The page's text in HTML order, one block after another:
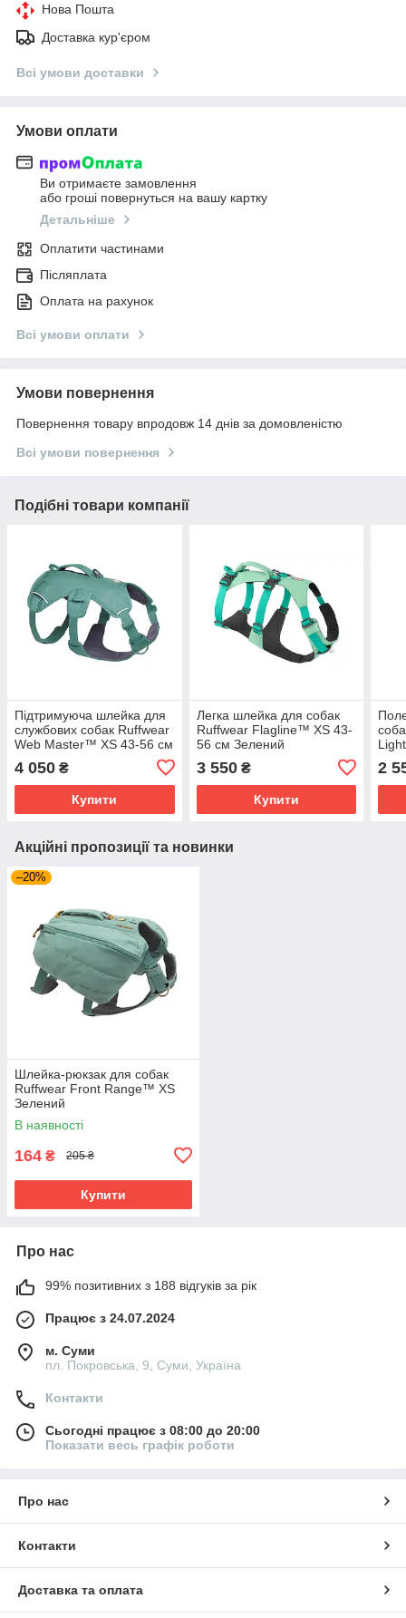
Нова Пошта
Доставка кур'єром
Всі умови доставки
Умови оплати
Ви отримаєте замовлення
або гроші повернуться на вашу картку
Детальніше
Оплатити частинами
Післяплата
Оплата на рахунок
Всі умови оплати
Умови повернення
Повернення товару впродовж 14 днів за домовленістю
Всі умови повернення
Подібні товари компанії
Підтримуюча шлейка для
службових собак Ruffwear
Web Master™ XS 43-56 см
4 050 ₴
Купити
Легка шлейка для собак
Ruffwear Flagline™ XS 43-
56 см Зелений
3 550₴
Купити
2
Акційні пропозиції та новинки
–20%
Шлейка-рюкзак для собак
Ruffwear Front Range™ XS
Зелений
В наявності
164 ₴ 205 ₴
Купити
Про нас
99% позитивних з 188 відгуків за рік
Працює з 24.07.2024
м. Суми
пл. Покровська, 9, Суми, Україна
Контакти
Сьогодні працює з 08:00 до 20:00
Показати весь графік роботи
Про нас
Контакти
Доставка та оплата